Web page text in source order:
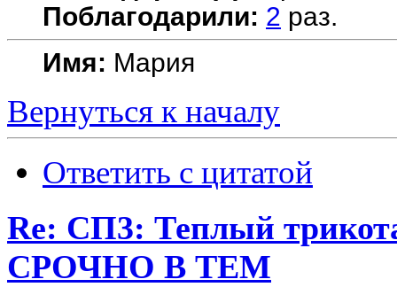
Поблагодарили: 2 раз.
Имя: Мария
Вернуться к началу
Ответить с цитатой
Re: СП3: Теплый
СРОЧНО В ТЕМ